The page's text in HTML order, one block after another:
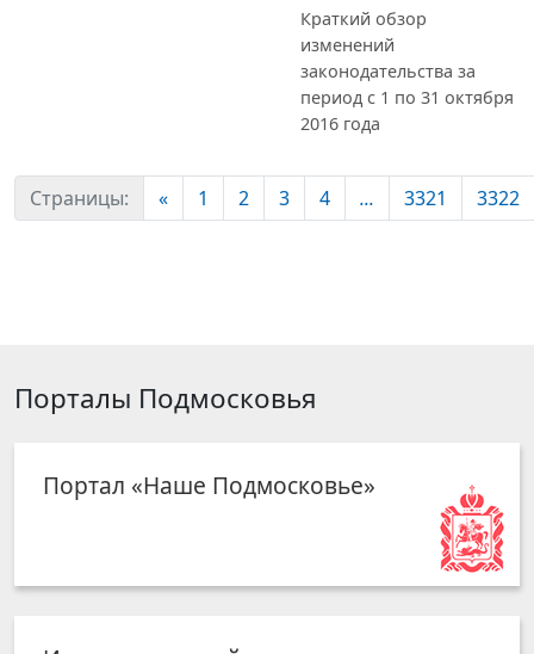
Краткий обзор
изменений
законодательства за
период с 1 по 31 октября
2016 года
Страницы: « 1 2 3 4 ... 3321 3322
Порталы Подмосковья
Портал «Наше Подмосковье»